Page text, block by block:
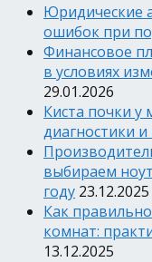
Юридические
ошибок при
Финансовое
в условиях
29.01.2026
Киста почки у
диагностики
выбираем
году 23.12.2025
Как
комнат:
13.12.2025